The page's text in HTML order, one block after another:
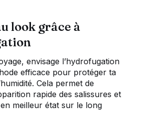
look grâce à
envisage l’hydrofugation
efficace pour protéger ta
Cela permet de
rapide des salissures et
meilleur état sur le long